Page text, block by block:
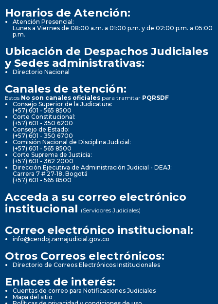
Horarios de Atención:
Atención Presencial:
Lunes a Viernes de 08:00 a.m. a 01:00 p.m. y de 02:00 p.m. a 05:00
p.m.
Ubicación de Despachos Judiciales
y Sedes administrativas:
Directorio Nacional
Canales de atención:
Estos No son canales oficiales para tramitar PQRSDF
Consejo Superior de la Judicatura:
(+57) 601 - 565 8500
Corte Constitucional:
(+57) 601 - 350 6200
Consejo de Estado:
(+57) 601 - 350 6700
Comisión Nacional de Disciplina Judicial:
(+57) 601 - 565 8500
Corte Suprema de Justicia:
(+57) 601 - 362 2000
Dirección Ejecutiva de Administración Judicial - DEAJ:
Carrera 7 # 27-18, Bogotá
(+57) 601 - 565 8500
Acceda a su correo electrónico
institucional (Servidores Judiciales)
Correo electrónico institucional:
info@cendoj.ramajudicial.gov.co
Otros Correos electrónicos:
Directorio de Correos Electrónicos Institucionales
Enlaces de interés:
Cuentas de correo para Notificaciones Judiciales
Mapa del sitio